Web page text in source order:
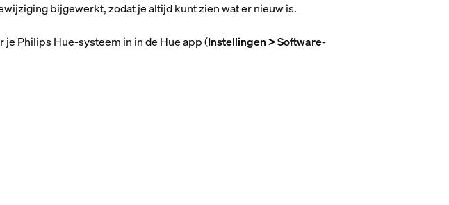
bijgewerkt, zodat je altijd kunt zien wat er nieuw is.
Philips Hue-systeem in in de Hue app (Instellingen > Software-